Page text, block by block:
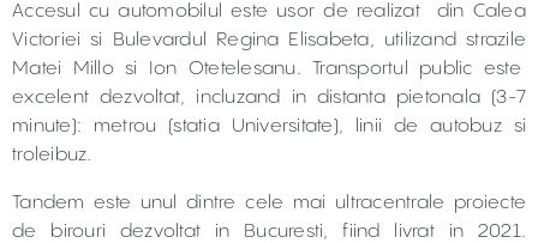
Accesul cu automobilul este usor de realizat din Calea
Victoriei si Bulevardul Regina Elisabeta, utilizand strazile
Matei Millo si Ion Otetelesanu. Transportul public este
excelent dezvoltat, incluzand in distanta pietonala (3-7
minute): metrou (statia Universitate), linii de autobuz si
troleibuz.
Tandem este unul dintre cele mai ultracentrale proiecte
de birouri dezvoltat in Bucuresti, fiind livrat in 2021.